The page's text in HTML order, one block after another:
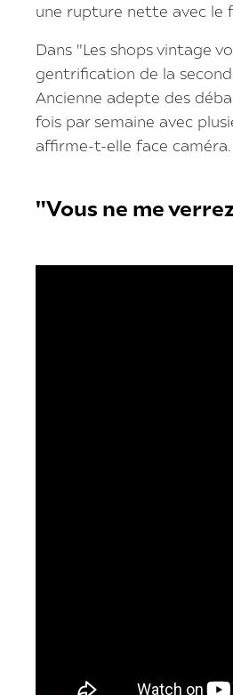
une rupture nette avec le
Dans "Les shops vintage
gentrification de la
Ancienne adepte des
fois par semaine avec
affirme-t-elle face caméra.
"Vous ne me